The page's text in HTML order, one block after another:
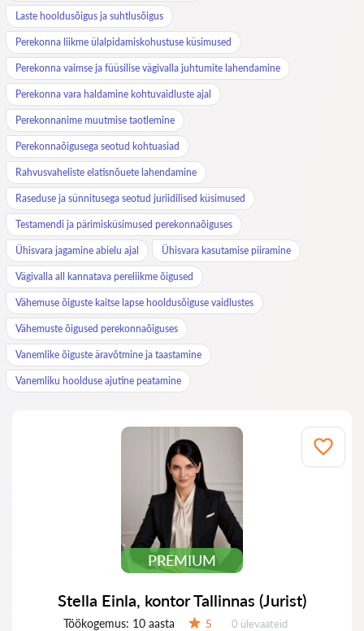
Laste hooldusõigus ja suhtlusõigus
Perekonna liikme ülalpidamiskohustuse küsimused
Perekonna vaimse ja füüsilise vägivalla juhtumite lahendamine
Perekonna vara haldamine kohtuvaidluste ajal
Perekonnanime muutmise taotlemine
Perekonnaõigusega seotud kohtuasiad
Rahvusvaheliste elatisnõuete lahendamine
Raseduse ja sünnitusega seotud juriidilised küsimused
Testamendi ja pärimisküsimused perekonnaõiguses
Ühisvara jagamine abielu ajal Ühisvara kasutamise piiramine
Vägivalla all kannatava pereliikme õigused
Vähemuse õiguste kaitse lapse hooldusõiguse vaidlustes
Vähemuste õigused perekonnaõiguses
Vanemlike õiguste äravõtmine ja taastamine
Vanemliku hoolduse ajutine peatamine
PREMIUM
Stella Einla, kontor Tallinnas (Jurist)
Töökogemus: 10 aasta 5 Ülevaateid:
0 ülevaateid